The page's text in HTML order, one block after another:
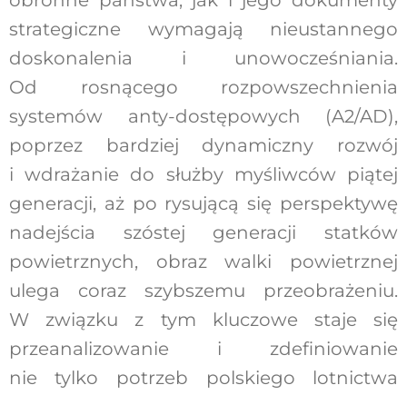
strategiczne wymagają nieustannego
doskonalenia i unowocześniania.
Od rosnącego rozpowszechnienia
systemów anty-dostępowych (A2/AD),
poprzez bardziej dynamiczny rozwój
i wdrażanie do służby myśliwców piątej
generacji, aż po rysującą się perspektywę
nadejścia szóstej generacji statków
powietrznych, obraz walki powietrznej
ulega coraz szybszemu przeobrażeniu.
W związku z tym kluczowe staje się
przeanalizowanie i zdefiniowanie
nie tylko potrzeb polskiego lotnictwa